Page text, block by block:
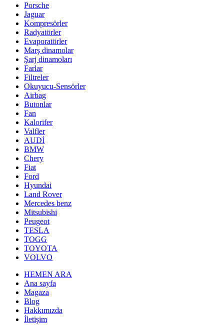
Porsche
Jaguar
Kompresörler
Radyatörler
Evaporatörler
Marş dinamolar
Şarj dinamoları
Farlar
Filtreler
Okuyucu-Sensörler
Airbag
Butonlar
Fan
Kalorifer
Valfler
AUDİ
BMW
Chery
Fiat
Ford
Hyundai
Land Rover
Mercedes benz
Mitsubishi
Peugeot
TESLA
TOGG
TOYOTA
VOLVO
HEMEN ARA
Ana sayfa
Magaza
Blog
Hakkımızda
İletişim